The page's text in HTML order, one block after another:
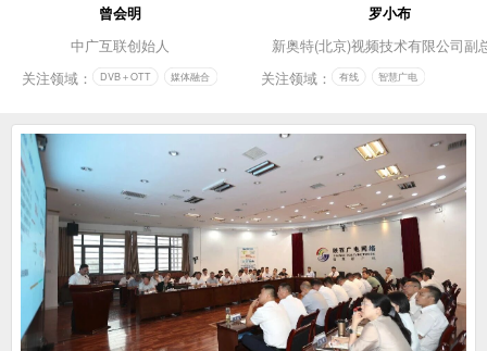
曾会明
中广互联创始人
关注领域：
DVB＋OTT 媒体融合
罗小布
新奥特(北京)视频技术有限公司副
关注领域：
有线 智慧广电